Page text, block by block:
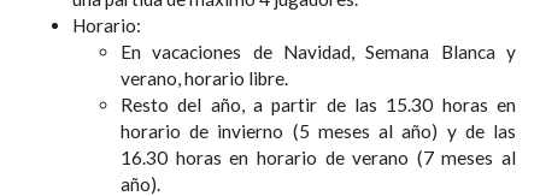
Horario:
En vacaciones de Navidad, Semana Blanca y
verano, horario libre.
Resto del año, a partir de las 15.30 horas en
horario de invierno (5 meses al año) y de las
16.30 horas en horario de verano (7 meses al
año).